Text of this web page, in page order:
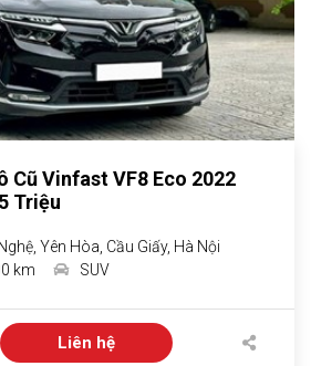
Cũ Vinfast VF8 Eco 2022
Triệu
Yên Hòa, Cầu Giấy, Hà Nội
km SUV
Liên hệ